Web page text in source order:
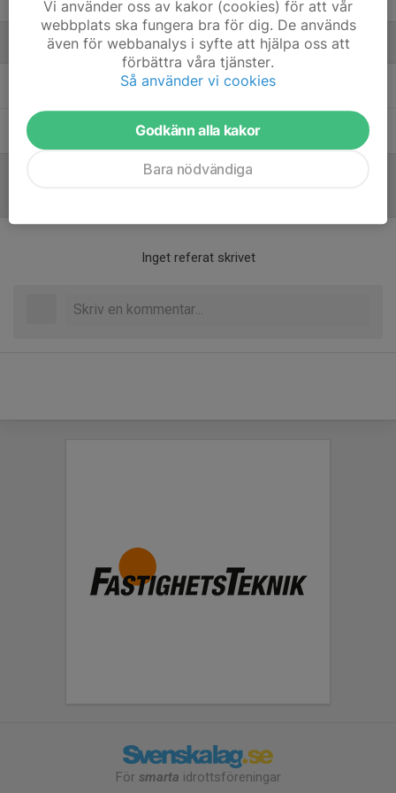
Ledare
Rikard PerérsLedare
Ledare & Materialförvaltare
Inget referat skrivet
För smarta idrottsföreningar
Vi använder oss av kakor (cookies) för att vår
webbplats ska fungera bra för dig. De används
även för webbanalys i syfte att hjälpa oss att
förbättra våra tjänster.
Så använder vi cookies
Godkänn alla kakor
Bara nödvändiga